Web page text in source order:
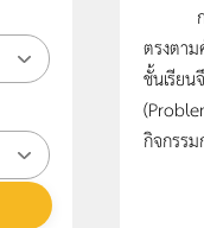
การอ
ตรงตา
ชั้นเรีย
กิจกรรม